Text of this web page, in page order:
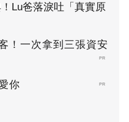
Lu爸落淚吐「真實原
！一次拿到三張資安
PR
你 PR